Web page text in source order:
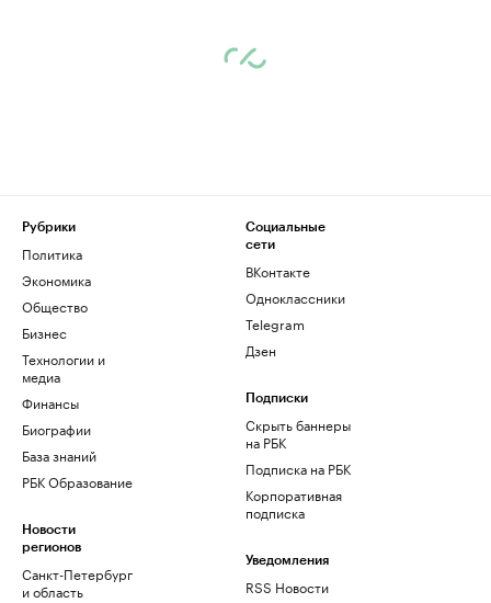
Рубрики
Политика
Экономика
Общество
Бизнес
Технологии и
медиа
Финансы
Биографии
База знаний
РБК Образование
Новости
регионов
Санкт-Петербург
и область
Социальные
сети
ВКонтакте
Одноклассники
Telegram
Дзен
Подписки
Скрыть баннеры
на РБК
Подписка на РБК
Корпоративная
подписка
Уведомления
RSS Новости